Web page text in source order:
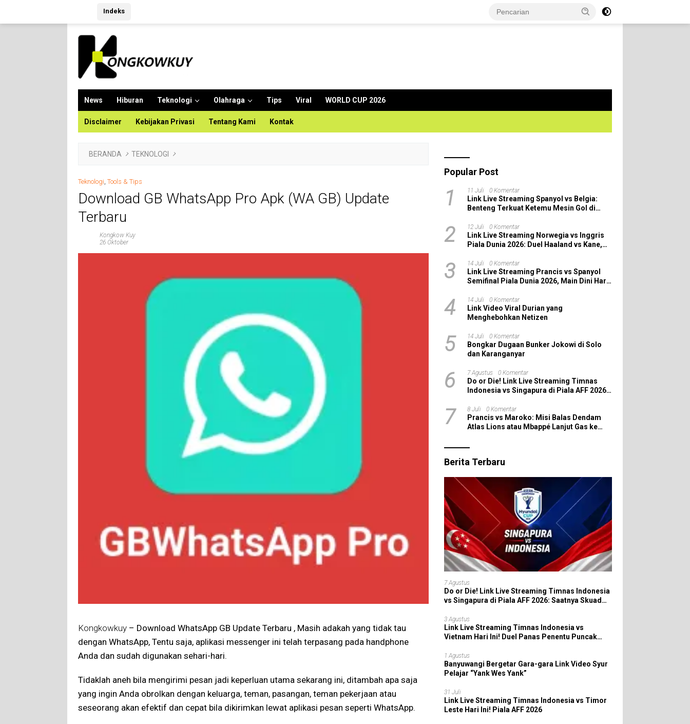
Indeks
News Hiburan Teknologi Olahraga Tips Viral WORLD CUP 2026
Disclaimer Kebijakan Privasi Tentang Kami Kontak
BERANDA TEKNOLOGI
Teknologi, Tools & Tips
Download GB WhatsApp Pro Apk (WA GB) Update
Terbaru
Kongkow Kuy
26 Oktober
Kongkowkuy – Download WhatsApp GB Update Terbaru , Masih adakah yang tidak tau
dengan WhatsApp, Tentu saja, aplikasi messenger ini telah terpasang pada handphone
Anda dan sudah digunakan sehari-hari.
Tidaklah aneh bila mengirimi pesan jadi keperluan utama sekarang ini, ditambah apa saja
yang ingin Anda obrolkan dengan keluarga, teman, pasangan, teman pekerjaan atau
seseorang akan efektif dan cepat bila dikirimkan lewat aplikasi pesan seperti WhatsApp.
Popular Post
1 11 Juli 0 Komentar
Link Live Streaming Spanyol vs Belgia:
Benteng Terkuat Ketemu Mesin Gol di
2 12 Juli 0 Komentar
Link Live Streaming Norwegia vs Inggris
Piala Dunia 2026: Duel Haaland vs Kane,
3 14 Juli 0 Komentar
Link Live Streaming Prancis vs Spanyol
Semifinal Piala Dunia 2026, Main Dini Hari
4 14 Juli 0 Komentar
Link Video Viral Durian yang
Menghebohkan Netizen
5 14 Juli 0 Komentar
Bongkar Dugaan Bunker Jokowi di Solo
dan Karanganyar
6 7 Agustus 0 Komentar
Do or Die! Link Live Streaming Timnas
Indonesia vs Singapura di Piala AFF 2026:
7 8 Juli 0 Komentar
Prancis vs Maroko: Misi Balas Dendam
Atlas Lions atau Mbappé Lanjut Gas ke
Berita Terbaru
7 Agustus
Do or Die! Link Live Streaming Timnas Indonesia
vs Singapura di Piala AFF 2026: Saatnya Skuad
3 Agustus
Link Live Streaming Timnas Indonesia vs
Vietnam Hari Ini! Duel Panas Penentu Puncak
1 Agustus
Banyuwangi Bergetar Gara-gara Link Video Syur
Pelajar “Yank Wes Yank”
31 Juli
Link Live Streaming Timnas Indonesia vs Timor
Leste Hari Ini! Piala AFF 2026